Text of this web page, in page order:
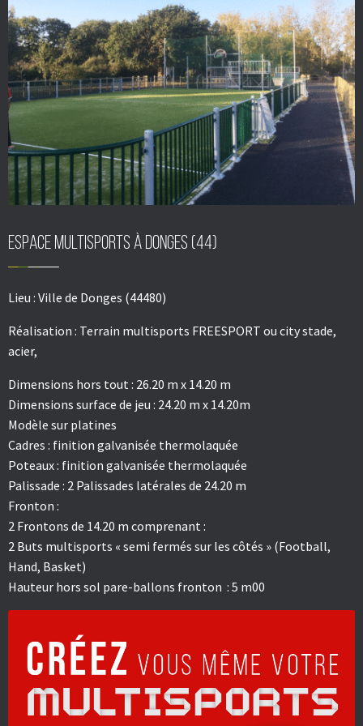
Espace multisports à DONGES (44)
Lieu : Ville de Donges (44480)
Réalisation : Terrain multisports FREESPORT ou city stade,
acier,
Dimensions hors tout : 26.20 m x 14.20 m
Dimensions surface de jeu : 24.20 m x 14.20m
Modèle sur platines
Cadres : finition galvanisée thermolaquée
Poteaux : finition galvanisée thermolaquée
Palissade : 2 Palissades latérales de 24.20 m
Fronton :
2 Frontons de 14.20 m comprenant :
2 Buts multisports « semi fermés sur les côtés » (Football,
Hand, Basket)
Hauteur hors sol pare-ballons fronton : 5 m00